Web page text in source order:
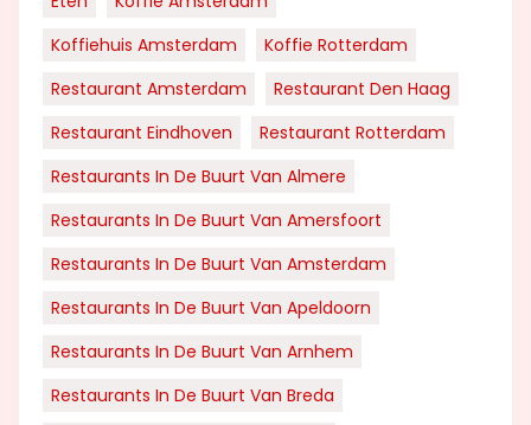
Koffiehuis Amsterdam
Koffie Rotterdam
Restaurant Amsterdam
Restaurant Den Haag
Restaurant Eindhoven
Restaurant Rotterdam
Restaurants In De Buurt Van Almere
Restaurants In De Buurt Van Amersfoort
Restaurants In De Buurt Van Amsterdam
Restaurants In De Buurt Van Apeldoorn
Restaurants In De Buurt Van Arnhem
Restaurants In De Buurt Van Breda